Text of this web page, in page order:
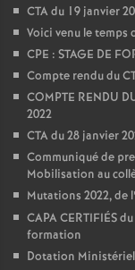
CTA du 19 janvier
Voici venu le temps
CPE : STAGE DE
Compte rendu du
COMPTE RENDU
2022
CTA du 28 janvier
Communiqué de
Mobilisation au
Mutations 2022, de
CAPA CERTIFIÉS
formation
Dotation